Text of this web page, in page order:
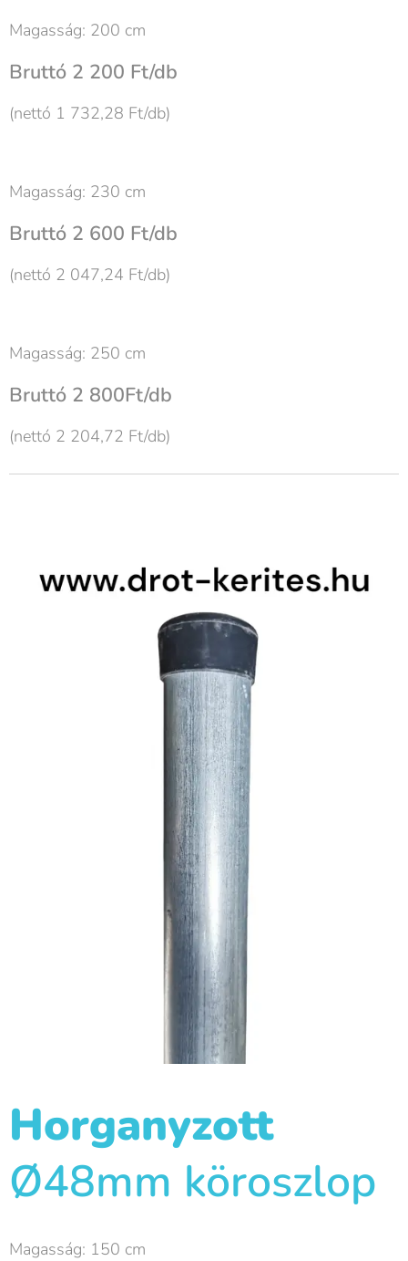
Magasság: 200 cm
Bruttó 2 200 Ft/db
(nettó 1 732,28 Ft/db)
Magasság: 230 cm
Bruttó 2 600 Ft/db
(nettó 2 047,24 Ft/db)
Magasság: 250 cm
Bruttó 2 800Ft/db
(nettó 2 204,72 Ft/db)
Horganyzott
Ø48mm köroszlop
Magasság: 150 cm